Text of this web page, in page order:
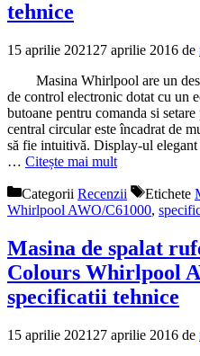
tehnice
15 aprilie 2021 27 aprilie 2016 de
Masina Whirlpool are un
de control electronic dotat cu un
butoane pentru comanda si
central circular este încadrat de
să fie intuitivă. Display-ul
… Citește mai mult
Categorii Recenzii Etichete
Whirlpool AWO/C61000,
Masina de spalat
Colours Whirlpool
specificatii tehnice
15 aprilie 2021 27 aprilie 2016 de